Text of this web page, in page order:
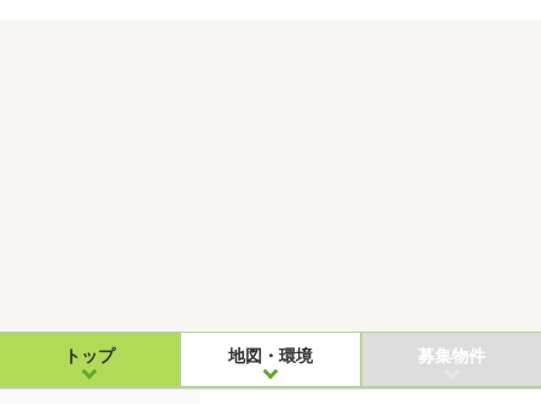
トップ 地図・環境 募集物件